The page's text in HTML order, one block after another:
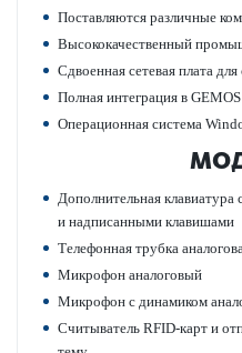
Пос­т­авляются различные
Выс­ококачес­твенный
Сдвоенная сетевая плата
Полная интеграция в GEMOS
Опер­ацио­нная сис­тема
Дополнительная
и надписанными клав­ишами
Тел­е­фонная трубка
Микрофон аналоговый
Микрофон с динамиком
Считыватель RFID-карт и